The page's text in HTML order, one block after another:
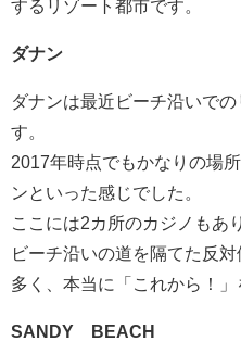
するリゾート都市です。
ダナン
ダナンは最近ビーチ沿いで
す。
2017年時点でもかなりの場
ンといった感じでした。
ここには2カ所のカジノもあ
ビーチ沿いの道を隔てた反
多く、本当に「これから！」
SANDY BEACH